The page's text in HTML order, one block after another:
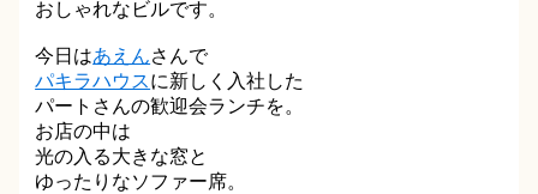
おしゃれなビルです。
今日はあえんさんで
パキラハウスに新しく入社した
パートさんの歓迎会ランチを。
お店の中は
光の入る大きな窓と
ゆったりなソファー席。